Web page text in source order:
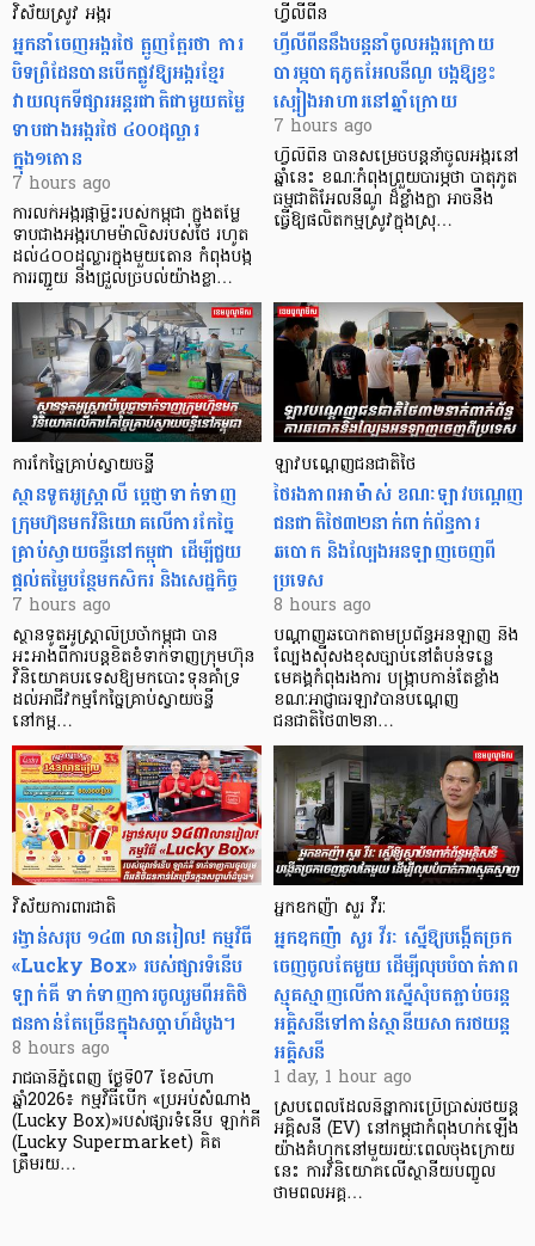
វិស័យស្រូវ អង្ករ
អ្នកនាំចេញអង្ករថៃ ត្អូញត្អែរថា ការ
បិទព្រំដែនបានបើកផ្លូវឱ្យអង្ករខ្មែរ
វាយលុកទីផ្សារអន្តរជាតិជាមួយតម្លៃ
ទាបជាងអង្ករថៃ ៤០០ដុល្លារ
ក្នុង១តោន
7 hours ago
ការលក់អង្ករផ្កាម្លិះរបស់កម្ពុជា ក្នុងតម្លៃ
ទាបជាងអង្ករហមម៉ាលិសរបស់ថៃ រហូត
ដល់៤០០ដុល្លារក្នុងមួយតោន កំពុងបង្ក
ការរញ្ជួយ និងជ្រួលច្របល់យ៉ាងខ្លា…
ហ្វីលីពីន
ហ្វីលីពីននឹងបន្តនាំចូលអង្ករក្រោយ
បារម្ភបាតុភូតអែលនីណូ បង្កឱ្យខ្វះ
ស្បៀងអាហារនៅឆ្នាំក្រោយ
7 hours ago
ហ្វីលីពីន បាន​សម្រេចបន្តនាំចូលអង្ករនៅ
ឆ្នាំនេះ ខណៈកំពុងព្រួយបារម្ភថា បាតុភូត
ធម្មជាតិអែលនីណូ ដ៏ខ្លាំងក្លា​ អាចនឹង
ធ្វើឱ្យផលិតកម្មស្រូវក្នុងស្រុ…
ការកែច្នៃគ្រាប់ស្វាយចន្ទី
ស្ថានទូតអូស្ត្រាលី ប្តេជ្ញាទាក់ទាញ
ក្រុមហ៊ុនមក​វិនិយោគលើការកែច្នៃ
គ្រាប់ស្វាយចន្ទីនៅកម្ពុជា ដើម្បីជួយ
ផ្តល់តម្លៃបន្ថែមកសិករ និងសេដ្ឋកិច្ច
7 hours ago
ស្ថានទូតអូស្ត្រាលីប្រចាំកម្ពុជា បាន
អះអាងពីការបន្តខិតខំទាក់ទាញក្រុមហ៊ុន
វិនិយោគបរទេសឱ្យមកបោះទុនគាំទ្រ
ដល់អាជីវកម្មកែច្នៃគ្រាប់ស្វាយចន្ទី
នៅកម្ព…
ឡាវបណ្តេញជនជាតិថៃ
ថៃរងភាពអាម៉ាស់ ខណៈឡាវបណ្តេញ
ជនជាតិថៃ៣២នាក់ពាក់ព័ន្ធការ
ឆបោក និងល្បែងអនឡាញចេញពី
ប្រទេស
8 hours ago
បណ្តាញឆបោកតាមប្រព័ន្ធអនឡាញ និង
ល្បែងស៊ីសងខុសច្បាប់នៅតំបន់ទន្លេ
មេគង្គកំពុងរងការ បង្ក្រាប​កាន់តែខ្លាំង
ខណៈអាជ្ញាធរឡាវបានបណ្តេញ
ជនជាតិថៃ៣២នា…
វិស័យការពារជាតិ
រង្វាន់សរុប ១៤៣ លានរៀល! កម្មវិធី
«Lucky Box» របស់ផ្សារទំនើប
ឡាក់គី ទាក់ទាញការចូលរួមពីអតិថិ
ជនកាន់តែច្រើនក្នុងសប្តាហ៍ដំបូង។
8 hours ago
រាជធានីភ្នំពេញ ថ្ងៃទី07 ខែសីហា
ឆ្នាំ2026៖ កម្មវិធីបើក «ប្រអប់សំណាង
(Lucky Box)»របស់ផ្សារទំនើប ឡាក់គី
(Lucky Supermarket) គិត
ត្រឹមរយ…
អ្នកឧកញ៉ា សួរ វីរៈ
អ្នកឧកញ៉ា សួរ វីរៈ ស្នើឱ្យបង្កើតច្រក
ចេញចូលតែមួយ ដើម្បីលុបបំបាត់ភាព
ស្មុគស្មាញលើការស្នើសុំបតភ្ជាប់ចរន្ត
អគ្គិសនីទៅកាន់ស្ថានីយសាករថយន្ត
អគ្គិសនី
1 day, 1 hour ago
ស្របពេលដែលនិន្នាការប្រើប្រាស់រថយន្ត
អគ្គិសនី (EV) នៅកម្ពុជាកំពុងហក់ឡើង
យ៉ាងគំហុកនៅមួយរយៈពេលចុងក្រោយ
នេះ ការវិនិយោគលើស្ថានីយបញ្ចូល
ថាមពលអគ្គ…